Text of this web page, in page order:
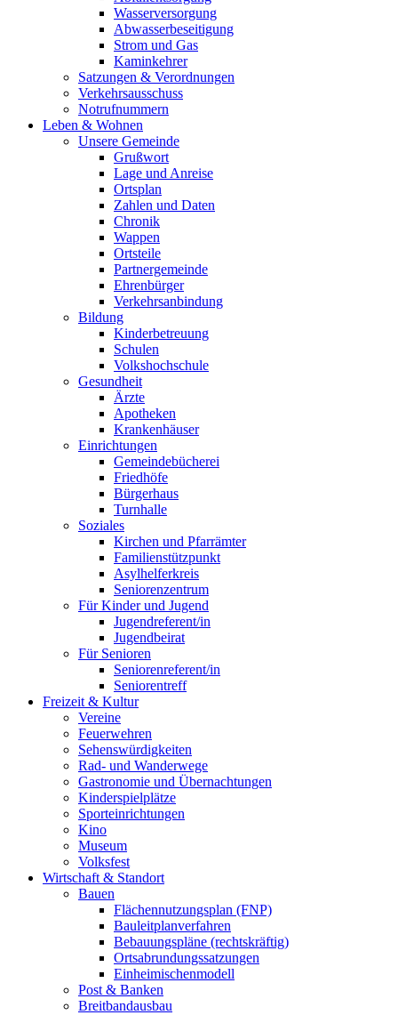
Wasserversorgung
Abwasserbeseitigung
Strom und Gas
Kaminkehrer
Satzungen & Verordnungen
Verkehrsausschuss
Notrufnummern
Leben & Wohnen
Unsere Gemeinde
Grußwort
Lage und Anreise
Ortsplan
Zahlen und Daten
Chronik
Wappen
Ortsteile
Partnergemeinde
Ehrenbürger
Verkehrsanbindung
Bildung
Kinderbetreuung
Schulen
Volkshochschule
Gesundheit
Ärzte
Apotheken
Krankenhäuser
Einrichtungen
Gemeindebücherei
Friedhöfe
Bürgerhaus
Turnhalle
Soziales
Kirchen und Pfarrämter
Familienstützpunkt
Asylhelferkreis
Seniorenzentrum
Für Kinder und Jugend
Jugendreferent/in
Jugendbeirat
Für Senioren
Seniorenreferent/in
Seniorentreff
Freizeit & Kultur
Vereine
Feuerwehren
Sehenswürdigkeiten
Rad- und Wanderwege
Gastronomie und Übernachtungen
Kinderspielplätze
Sporteinrichtungen
Kino
Museum
Volksfest
Wirtschaft & Standort
Bauen
Flächennutzungsplan (FNP)
Bauleitplanverfahren
Bebauungspläne (rechtskräftig)
Ortsabrundungssatzungen
Einheimischenmodell
Post & Banken
Breitbandausbau